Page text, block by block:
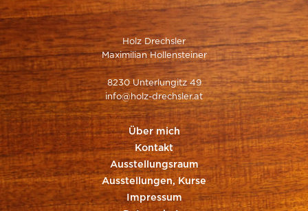
Holz Drechsler
Maximilian Hollensteiner
8230 Unterlungitz 49
info@holz-drechsler.at
Über mich
Kontakt
Ausstellungsraum
Ausstellungen, Kurse
Impressum